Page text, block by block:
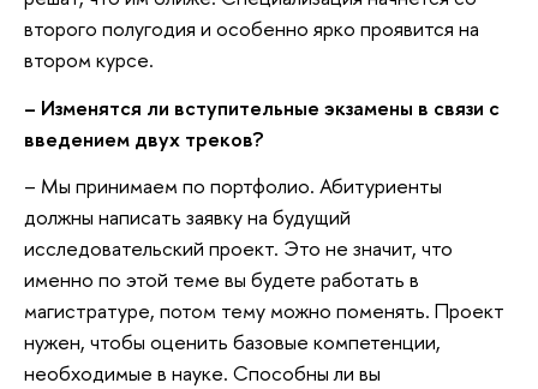
второго полугодия и особенно ярко проявится на
втором курсе.
– Изменятся ли вступительные экзамены в связи с
введением двух треков?
– Мы принимаем по портфолио. Абитуриенты
должны написать заявку на будущий
исследовательский проект. Это не значит, что
именно по этой теме вы будете работать в
магистратуре, потом тему можно поменять. Проект
нужен, чтобы оценить базовые компетенции,
необходимые в науке. Способны ли вы